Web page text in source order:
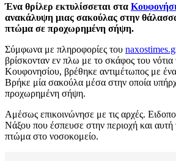
Ένα θρίλερ εκτυλίσσεται στα
ανακάλυψη μιας σακούλας στην
πτώμα σε προχωρημένη σήψη.
Σύμφωνα με πληροφορίες του
βρίσκονταν εν πλω με το σκάφος του
Κουφονησίου, βρέθηκε αντιμέτωπος με ένα
Βρήκε μία σακούλα μέσα στην οποία
προχωρημένη σήψη.
Αμέσως επικοινώνησε με τις αρχές.
Νάξου που έσπευσε στην περιοχή και αυτή
πτώμα στο νοσοκομείο.